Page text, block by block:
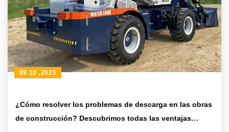
¿Cómo resolver los problemas de descarga en las obras
de construcción? Descubrimos todas las ventajas
09 10 ,2025